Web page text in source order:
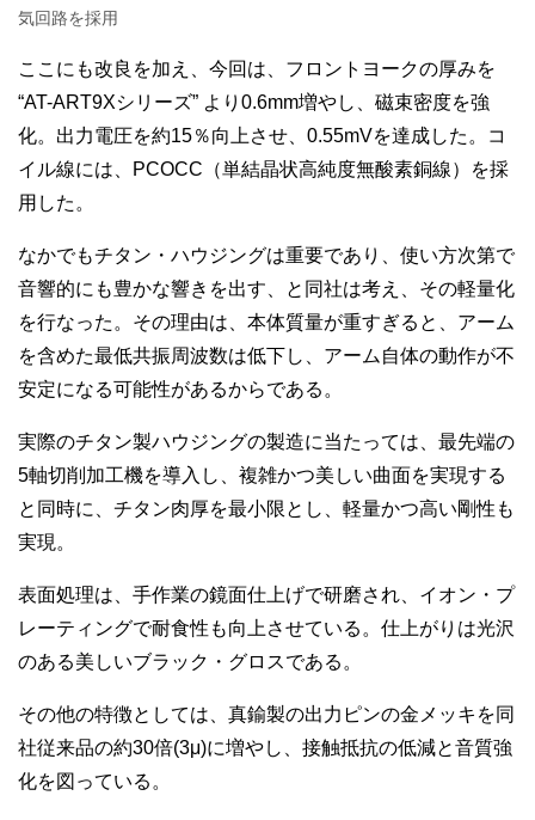
気回路を採用
ここにも改良を加え、今回は、フロントヨークの厚みを
“AT-ART9Xシリーズ” より0.6mm増やし、磁束密度を強
化。出力電圧を約15％向上させ、0.55mVを達成した。コ
イル線には、PCOCC（単結晶状高純度無酸素銅線）を採
用した。
なかでもチタン・ハウジングは重要であり、使い方次第で
音響的にも豊かな響きを出す、と同社は考え、その軽量化
を行なった。その理由は、本体質量が重すぎると、アーム
を含めた最低共振周波数は低下し、アーム自体の動作が不
安定になる可能性があるからである。
実際のチタン製ハウジングの製造に当たっては、最先端の
5軸切削加工機を導入し、複雑かつ美しい曲面を実現する
と同時に、チタン肉厚を最小限とし、軽量かつ高い剛性も
実現。
表面処理は、手作業の鏡面仕上げで研磨され、イオン・プ
レーティングで耐食性も向上させている。仕上がりは光沢
のある美しいブラック・グロスである。
その他の特徴としては、真鍮製の出力ピンの金メッキを同
社従来品の約30倍(3μ)に増やし、接触抵抗の低減と音質強
化を図っている。